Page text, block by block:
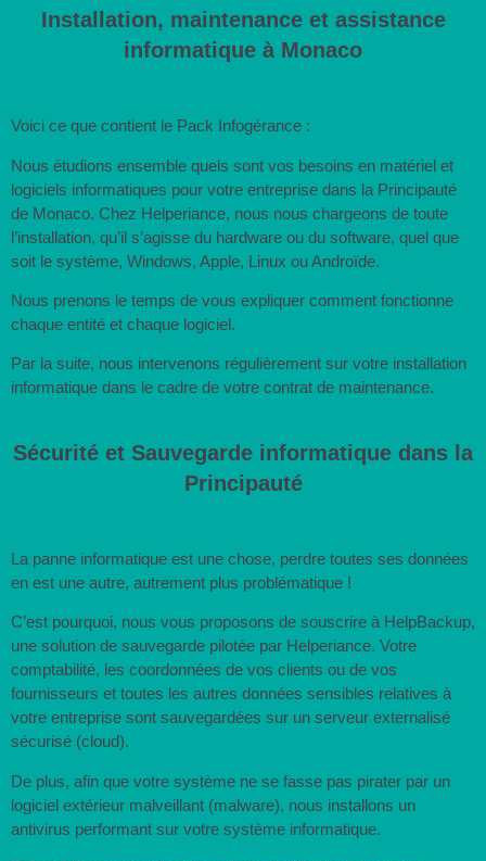
Installation, maintenance et assistance
informatique à Monaco
Voici ce que contient le Pack Infogérance :
Nous étudions ensemble quels sont vos besoins en matériel et
logiciels informatiques pour votre entreprise dans la Principauté
de Monaco. Chez Helperiance, nous nous chargeons de toute
l’installation, qu’il s’agisse du hardware ou du software, quel que
soit le système, Windows, Apple, Linux ou Androïde.
Nous prenons le temps de vous expliquer comment fonctionne
chaque entité et chaque logiciel.
Par la suite, nous intervenons régulièrement sur votre installation
informatique dans le cadre de votre contrat de maintenance.
Sécurité et Sauvegarde informatique dans la
Principauté
La panne informatique est une chose, perdre toutes ses données
en est une autre, autrement plus problématique !
C’est pourquoi, nous vous proposons de souscrire à HelpBackup,
une solution de sauvegarde pilotée par Helperiance. Votre
comptabilité, les coordonnées de vos clients ou de vos
fournisseurs et toutes les autres données sensibles relatives à
votre entreprise sont sauvegardées sur un serveur externalisé
sécurisé (cloud).
De plus, afin que votre système ne se fasse pas pirater par un
logiciel extérieur malveillant (malware), nous installons un
antivirus performant sur votre système informatique.